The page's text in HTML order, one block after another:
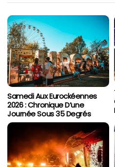
Samedi Aux Eurockéennes
2026 : Chronique D’une
Journée Sous 35 Degrés